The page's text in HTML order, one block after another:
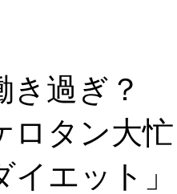
き過ぎ？
ロタン大
イエット」